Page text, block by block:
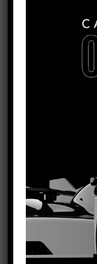
3/32 REAR
TYRES FOR
VEDI IL
3/32
VEDI IL